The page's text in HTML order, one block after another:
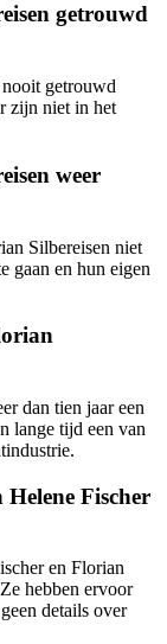
getrouwd
getrouwd
zijn niet in het
weer
Silbereisen niet
gaan en hun eigen
dan tien jaar een
lange tijd een van
Fischer
en Florian
hebben ervoor
details over